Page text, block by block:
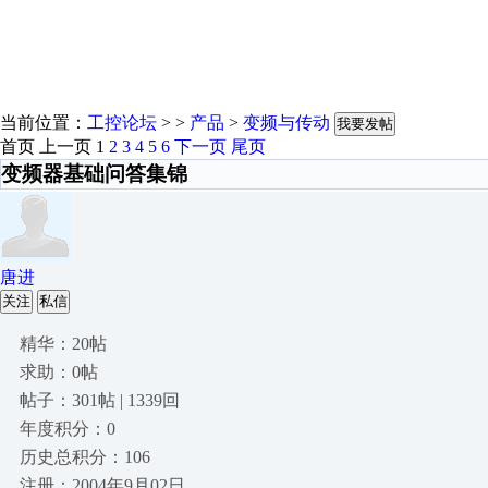
当前位置： 工控论坛 > > 产品 > 变频与传动 我要发帖
首页 上一页 1 2 3 4 5 6 下一页 尾页
变频器基础问答集锦
唐进
关注 私信
精华：20帖
求助：0帖
帖子：301帖 | 1339回
年度积分：0
历史总积分：106